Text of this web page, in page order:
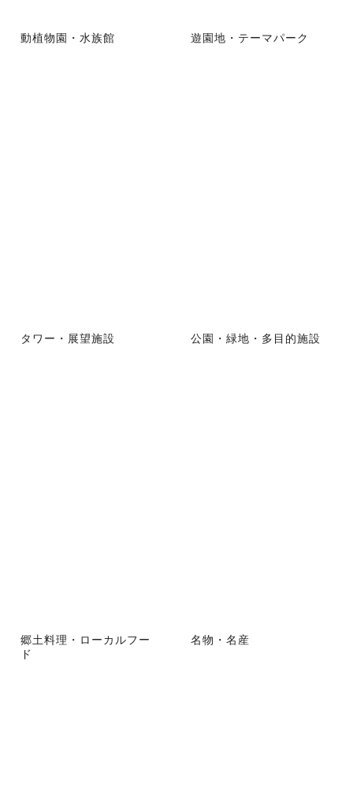
動植物園・水族館 遊園地・テーマパーク
タワー・展望施設 公園・緑地・多目的施設
郷土料理・ローカルフー
ド
名物・名産